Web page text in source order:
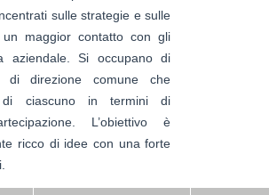
sulle strategie e sulle
maggior contatto con gli
aziendale. Si occupano di
di direzione comune che
di ciascuno in termini di
L’obiettivo è
ricco di idee con una forte